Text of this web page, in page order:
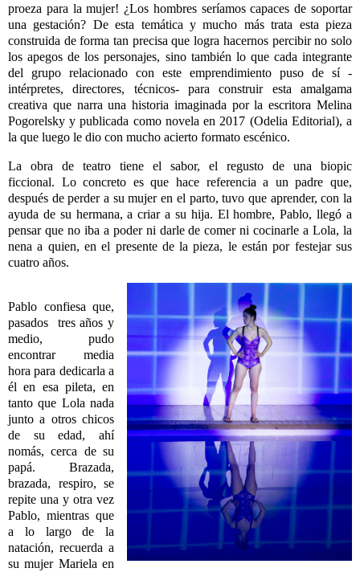
proeza para la mujer! ¿Los hombres seríamos capaces de soportar
una gestación? De esta temática y mucho más trata esta pieza
construida de forma tan precisa que logra hacernos percibir no solo
los apegos de los personajes, sino también lo que cada integrante
del grupo relacionado con
este emprendimiento puso de sí -
intérpretes, directores, técnicos- para
construir esta amalgama
creativa que narra una historia imaginada por la escritora Melina
Pogorelsky y publicada como novela en 2017 (Odelia Editorial), a
la que luego le dio con mucho acierto formato escénico.
La obra de teatro tiene el sabor, el regusto de una biopic
ficcional. Lo concreto es que hace referencia a un padre que,
después de perder a su mujer en el parto, tuvo que aprender, con la
ayuda de su hermana, a criar a su hija. El hombre, Pablo, llegó a
pensar que no iba a poder ni darle de comer ni cocinarle a Lola, la
nena a quien, en el presente de la pieza, le están por festejar sus
cuatro años.
Pablo confiesa que,
pasados tres años y
medio, pudo
encontrar media
hora para dedicarla a
él en esa pileta, en
tanto que Lola nada
junto a otros chicos
de su edad, ahí
nomás, cerca de su
papá. Brazada,
brazada, respiro, se
repite una y otra vez
Pablo, mientras que
a lo largo de la
natación, recuerda a
su mujer Mariela en